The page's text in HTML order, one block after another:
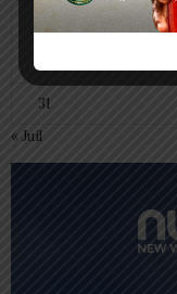
17 18
31
« Juil